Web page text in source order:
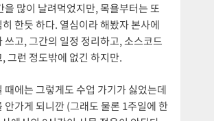
을 많이 날려먹었지만, 목욜부터는 또
한듯 하다. 열심이라 해봤자 본사에
쓰고, 그간의 일정 정리하고, 소스코드
그런 정도밖에 없긴 하지만.
때에는 그렇게도 수업 가기가 싫었는데
안가게 되니깐 (그래도 물론 1주일에 한